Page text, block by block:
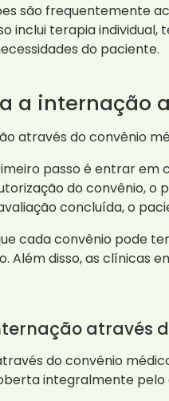
são frequentemente
inclui terapia
do paciente.
a internação
através do convênio
passo é entrar
do convênio,
concluída, o
cada convênio pode
Além disso, as clínicas
através
do convênio
integralmente